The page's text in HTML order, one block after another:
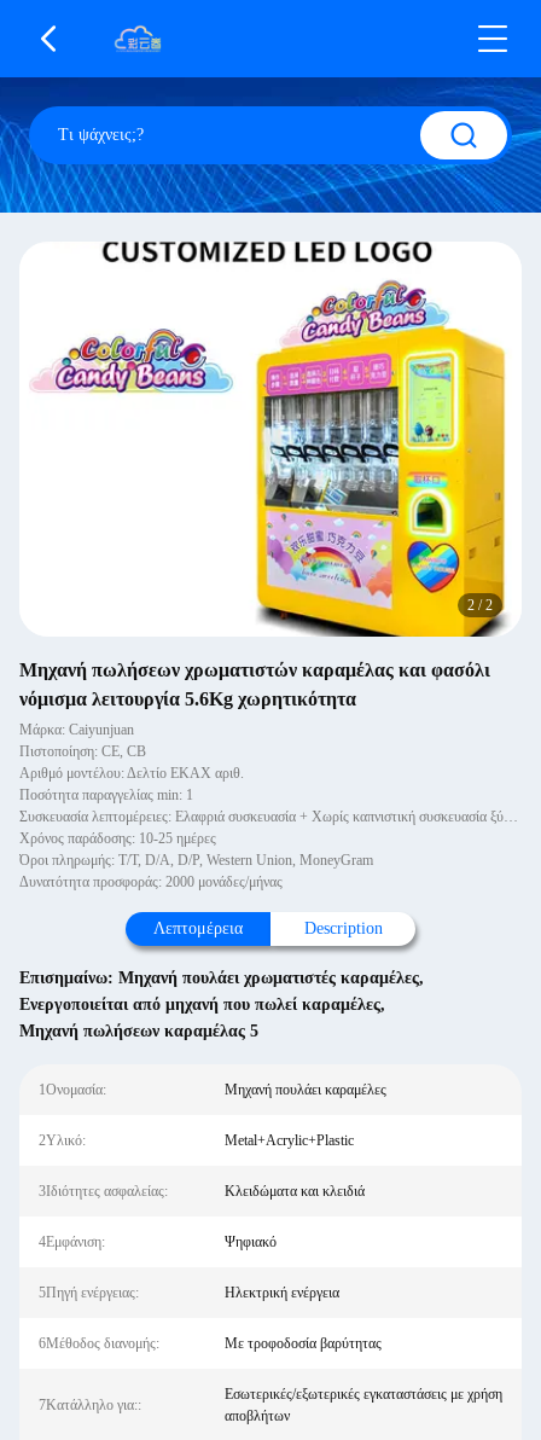
2 /2
Μηχανή πωλήσεων χρωματιστών καραμέλας και φασόλι
νόμισμα λειτουργία 5.6Kg χωρητικότητα
Μάρκα: Caiyunjuan
Πιστοποίηση: CE, CB
Αριθμό μοντέλου: Δελτίο ΕΚΑΧ αριθ.
Ποσότητα παραγγελίας min: 1
Συσκευασία λεπτομέρειες: Ελαφριά συσκευασία + Χωρίς καπνιστική συσκευασία ξύλινα κουτιά
Χρόνος παράδοσης: 10-25 ημέρες
Όροι πληρωμής: T/T, D/A, D/P, Western Union, MoneyGram
Δυνατότητα προσφοράς: 2000 μονάδες/μήνας
Λεπτομέρεια Description
Επισημαίνω: Μηχανή πουλάει χρωματιστές καραμέλες,
Ενεργοποιείται από μηχανή που πωλεί καραμέλες,
Μηχανή πωλήσεων καραμέλας 5
1Ονομασία: Μηχανή πουλάει καραμέλες
2Υλικό: Metal+Acrylic+Plastic
3Ιδιότητες ασφαλείας: Κλειδώματα και κλειδιά
4Εμφάνιση: Ψηφιακό
5Πηγή ενέργειας: Ηλεκτρική ενέργεια
6Μέθοδος διανομής: Με τροφοδοσία βαρύτητας
7Κατάλληλο για::
Εσωτερικές/εξωτερικές εγκαταστάσεις με χρήση
αποβλήτων